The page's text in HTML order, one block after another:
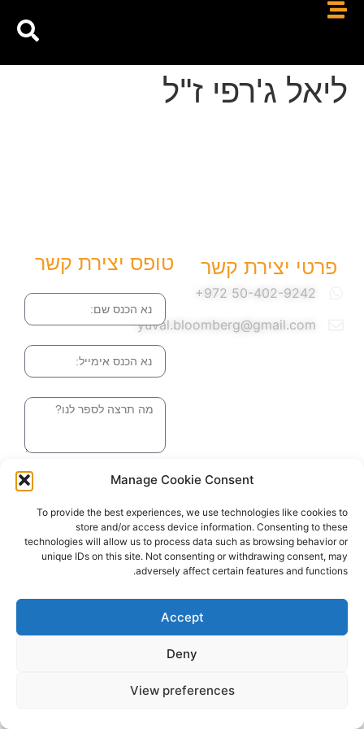
Manage Cookie Consent
To provide the best experiences, we use technologies like cookies to
store and/or access device information. Consenting to these
technologies will allow us to process data such as browsing behavior or
unique IDs on this site. Not consenting or withdrawing consent, may
adversely affect certain features and functions.
Accept
Deny
View preferences
ליאל ג'רפי ז"ל
פרטי יצירת קשר
yuval.bloomberg@gmail.com
טופס יצירת קשר
בדרך אלינו
האתר עוצב ונבנה ע"י סטודיו מומנטום
כל הזכויות שמורות ליובל בלומברג 2024